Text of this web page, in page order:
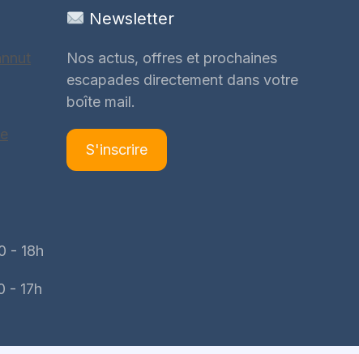
- 18h
- 17h
Newsletter
Nos actus, offres et prochaines
escapades directement dans votre
boîte mail.
S'inscrire